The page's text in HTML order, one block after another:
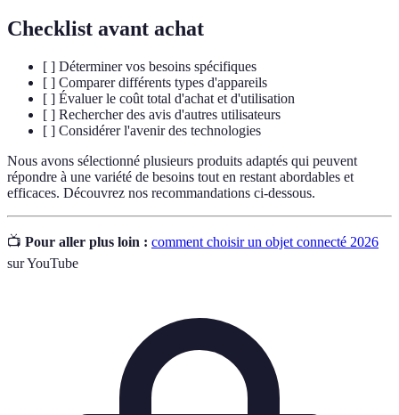
Checklist avant achat
[ ] Déterminer vos besoins spécifiques
[ ] Comparer différents types d'appareils
[ ] Évaluer le coût total d'achat et d'utilisation
[ ] Rechercher des avis d'autres utilisateurs
[ ] Considérer l'avenir des technologies
Nous avons sélectionné plusieurs produits adaptés qui peuvent
répondre à une variété de besoins tout en restant abordables et
efficaces. Découvrez nos recommandations ci-dessous.
📺 Pour aller plus loin : comment choisir un objet connecté 2026
sur YouTube